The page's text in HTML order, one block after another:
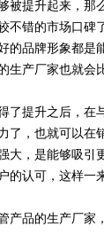
提升起来，那
不错的市场口碑
的品牌形象都是
生产厂家也就会
提升之后，在
了，也就可以在
大，是能够吸引
的认可，这样一
品的生产厂家